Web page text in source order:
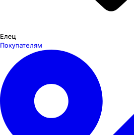
Елец
Покупателям